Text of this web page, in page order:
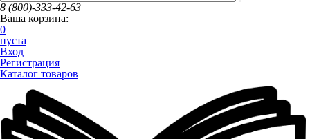
8 (800)-333-42-63
Ваша корзина:
0
пуста
Вход
Регистрация
Каталог товаров